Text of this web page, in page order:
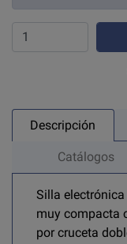
Descripción
Catálogos
Silla electrónica
muy compacta
por cruceta